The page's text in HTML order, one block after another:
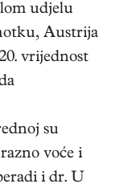
udjelu
Austrija
vrijednost
su
voće i
i dr. U